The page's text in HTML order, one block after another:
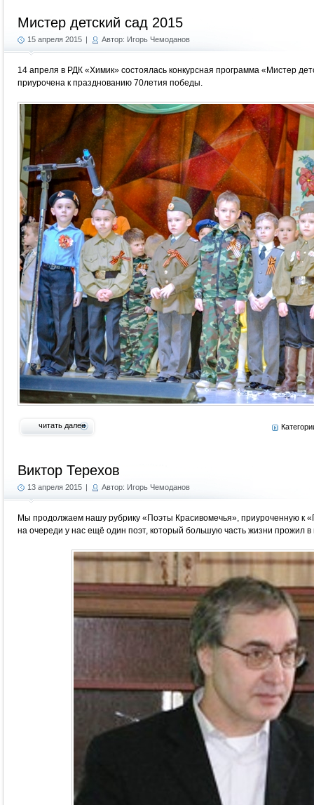
Мистер детский сад 2015
15 апреля 2015 | Автор: Игорь Чемоданов
14 апреля в РДК «Химик» состоялась конкурсная программа «Мистер
приурочена к празднованию 70летия победы.
читать далее
Виктор Терехов
13 апреля 2015 | Автор: Игорь Чемоданов
Мы продолжаем нашу рубрику «Поэты Красивомечья», приуроченную к
на очереди у нас ещё один поэт, который большую часть жизни прожил